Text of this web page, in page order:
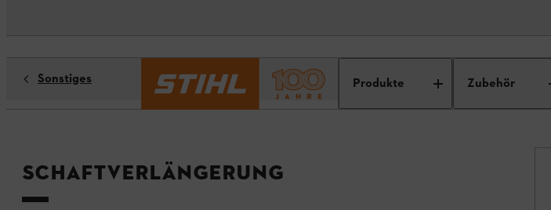
Produkte Zubehör
Sonstiges
Schaftverlängerung